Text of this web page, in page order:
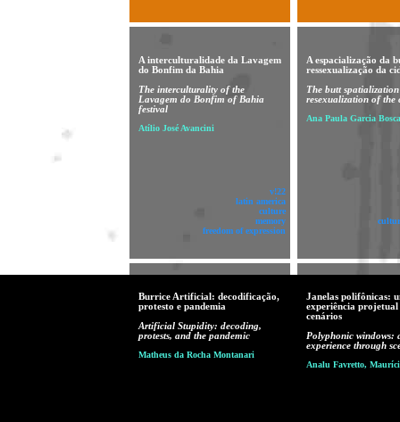
A interculturalidade da Lavagem
do Bonfim da Bahia
The interculturality of the
Lavagem do Bonfim of Bahia
festival
Atílio José Avancini
v!22
latin america
culture
memory
freedom of expression
A espacialização da
ressexualização da
The butt
resexualization of the
Ana Paula Garcia
Burrice Artificial: decodificação,
protesto e pandemia
Artificial Stupidity: decoding,
protests, and the pandemic
Matheus da Rocha Montanari
Janelas polifônicas:
experiência
cenários
Polyphonic windows:
experience through
Analu Favretto,